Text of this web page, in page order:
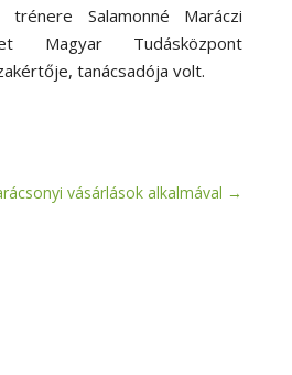
Salamonné Maráczi
Magyar Tudásközpont
tanácsadója volt.
vásárlások alkalmával →